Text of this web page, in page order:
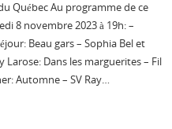
Québec Au programme de ce
8 novembre 2023 à 19h: –
Beau gars – Sophia Bel et
Larose: Dans les marguerites – Fil
Automne – SV Ray…